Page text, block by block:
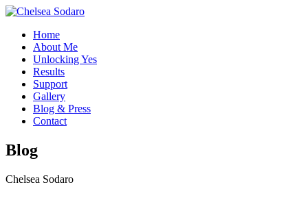
Home
About Me
Unlocking Yes
Results
Support
Gallery
Blog & Press
Contact
Blog
Chelsea Sodaro